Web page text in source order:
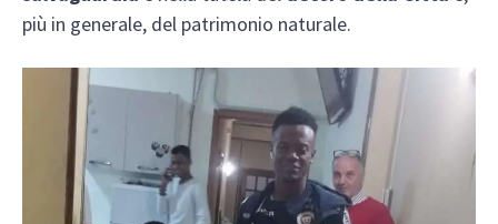
più in generale, del patrimonio naturale.